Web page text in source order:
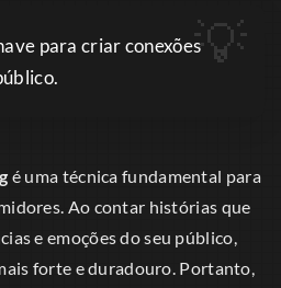
para criar conexões
é uma técnica fundamental para
Ao contar histórias que
e emoções do seu público,
forte e duradouro. Portanto,